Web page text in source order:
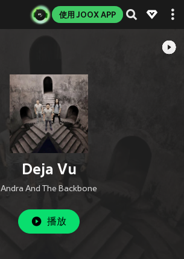
使用 JOOX APP
Deja Vu
Andra And The Backbone
播放